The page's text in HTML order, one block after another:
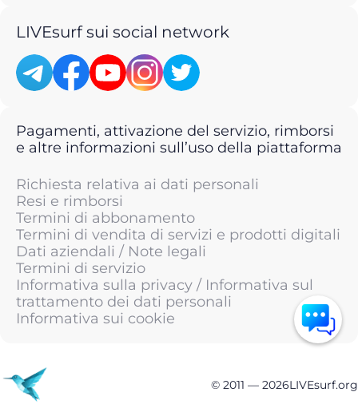
LIVEsurf sui social network
Pagamenti, attivazione del servizio, rimborsi
e altre informazioni sull’uso della piattaforma
Richiesta relativa ai dati personali
Resi e rimborsi
Termini di abbonamento
Termini di vendita di servizi e prodotti digitali
Dati aziendali / Note legali
Termini di servizio
Informativa sulla privacy / Informativa sul
trattamento dei dati personali
Informativa sui cookie
© 2011 — 2026LIVEsurf.org